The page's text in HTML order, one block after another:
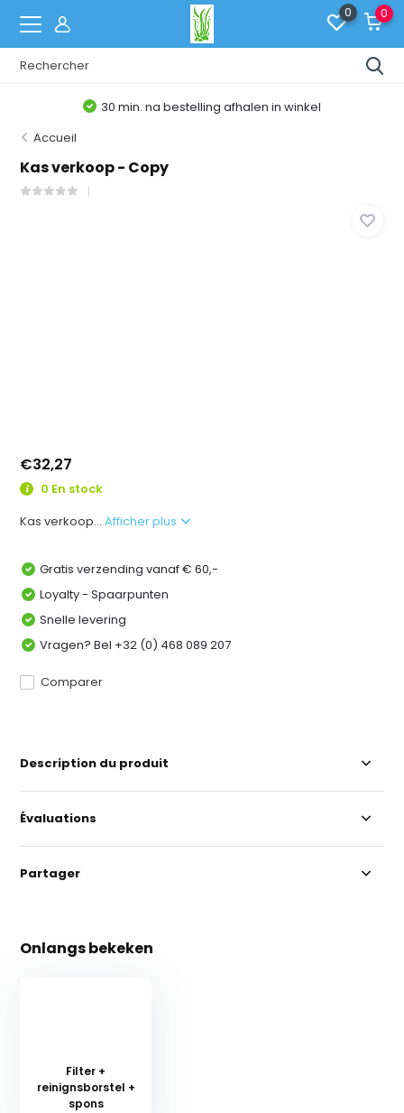
0 0
30 min. na bestelling afhalen in winkel
Accueil
Kas verkoop - Copy
€32,27
0 En stock
Kas verkoop...Afficher plus
Gratis verzending vanaf € 60,-
Loyalty - Spaarpunten
Snelle levering
Vragen? Bel +32 (0) 468 089 207
Comparer
Description du produit
Évaluations
Partager
Onlangs bekeken
Filter +
reinignsborstel +
spons